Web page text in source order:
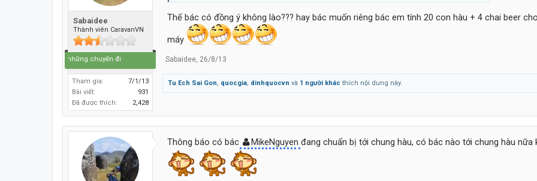
Sabaidee
Thành viên CaravanVN
Cuộc đời là những chuyến đi
Tham gia:
7/1/13
Bài viết:
931
Đã được thích:
2,428
Thế bác có đồng ý không lào??? hay bác muốn riêng bác em tính 20 con hàu + 4 chai beer
máy
Sabaidee 26/8/13
Tu Ech Sai Gon, quocgia, dinhquocvn và 1 người khác thích nội dung này.
Thông báo có bác MikeNguyen đang chuẩn bị tới chung hàu, có bác nào tới chung hàu nữa